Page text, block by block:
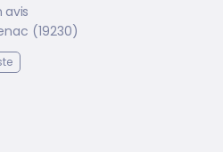
avis
(19230)